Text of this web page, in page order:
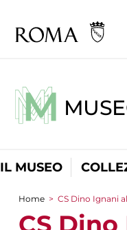
IL MUSEO
Tu sei qui
Home > CS Dino Ignani